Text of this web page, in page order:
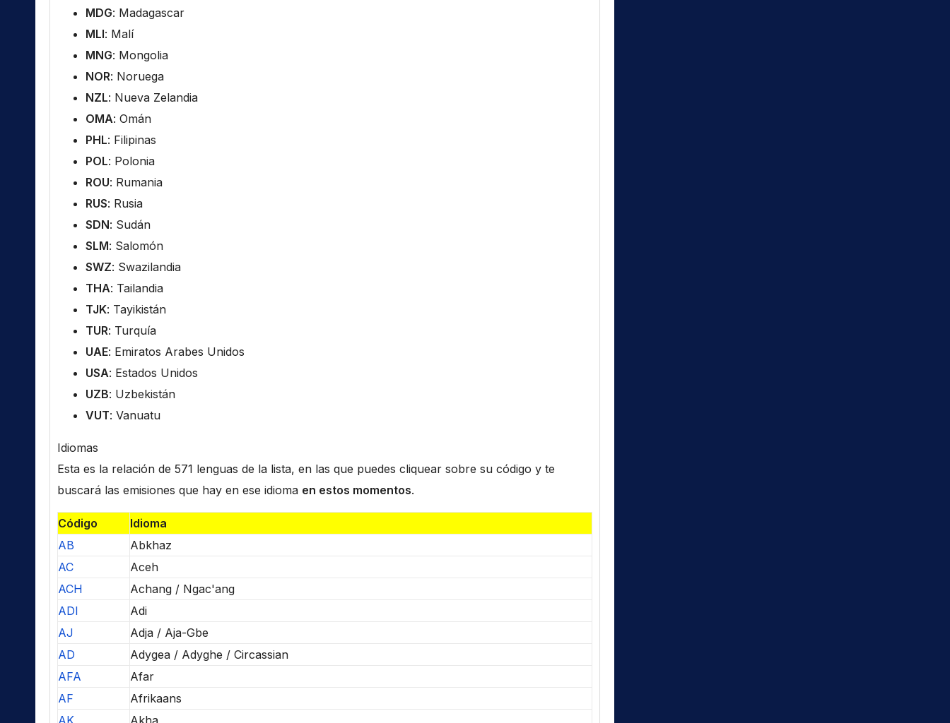
MDG: Madagascar
MLI: Malí
MNG: Mongolia
NOR: Noruega
NZL: Nueva Zelandia
OMA: Omán
PHL: Filipinas
POL: Polonia
ROU: Rumania
RUS: Rusia
SDN: Sudán
SLM: Salomón
SWZ: Swazilandia
THA: Tailandia
TJK: Tayikistán
TUR: Turquía
UAE: Emiratos Arabes Unidos
USA: Estados Unidos
UZB: Uzbekistán
VUT: Vanuatu
Idiomas
Esta es la relación de 571 lenguas de la lista, en las que puedes cliquear sobre su código y te
buscará las emisiones que hay en ese idioma en estos momentos.
Código
Idioma
AB
Abkhaz
AC
Aceh
ACH
Achang / Ngac'ang
ADI
Adi
AJ
Adja / Aja-Gbe
AD
Adygea / Adyghe / Circassian
AFA
Afar
AF
Afrikaans